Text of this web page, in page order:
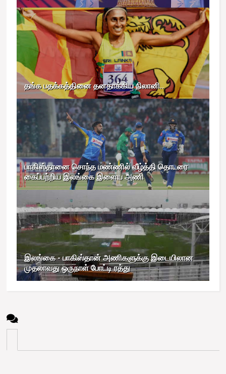
தங்க பதக்கத்தினை தனதாக்கிய நிலானி..
பாகிஸ்தானை சொந்த மண்ணில் வீழ்த்தி தொடரை
கைப்பற்றிய இலங்கை இளைய அணி
இலங்கை - பாகிஸ்தான் அணிகளுக்கு இடையிலான
முதலாவது ஒருநாள் போட்டி ரத்து